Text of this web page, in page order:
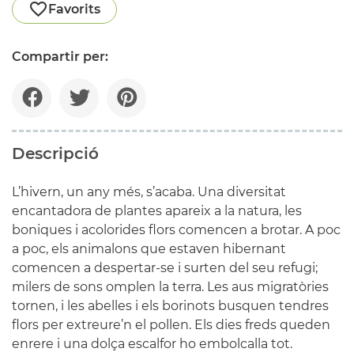
Favorits
Compartir per:
Descripció
L’hivern, un any més, s’acaba. Una diversitat
encantadora de plantes apareix a la natura, les
boniques i acolorides flors comencen a brotar. A poc
a poc, els animalons que estaven hibernant
comencen a despertar-se i surten del seu refugi;
milers de sons omplen la terra. Les aus migratòries
tornen, i les abelles i els borinots busquen tendres
flors per extreure’n el pollen. Els dies freds queden
enrere i una dolça escalfor ho embolcalla tot.